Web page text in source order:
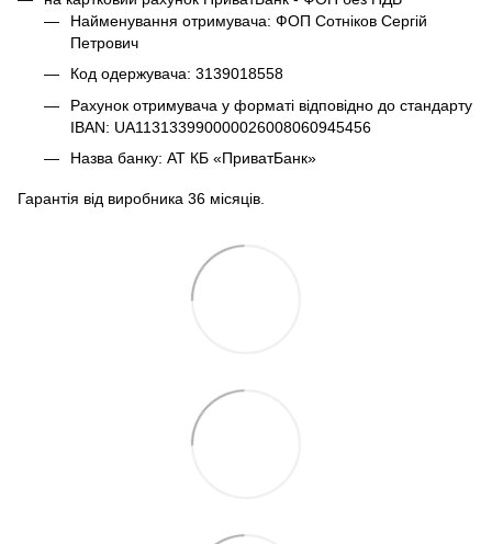
Найменування отримувача: ФОП Сотніков Сергій
Петрович
Код одержувача: 3139018558
Рахунок отримувача у форматі відповідно до стандарту
IBAN: UA113133990000026008060945456
Назва банку: АТ КБ «ПриватБанк»
Гарантія від виробника 36 місяців.